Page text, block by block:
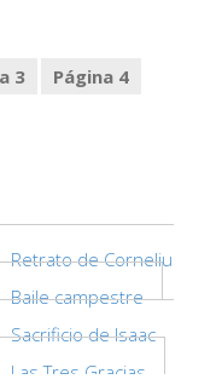
rápida
3 Página 4
Retrato de Cornelius
Baile campestre
Sacrificio de Isaac
Las Tres Gracias